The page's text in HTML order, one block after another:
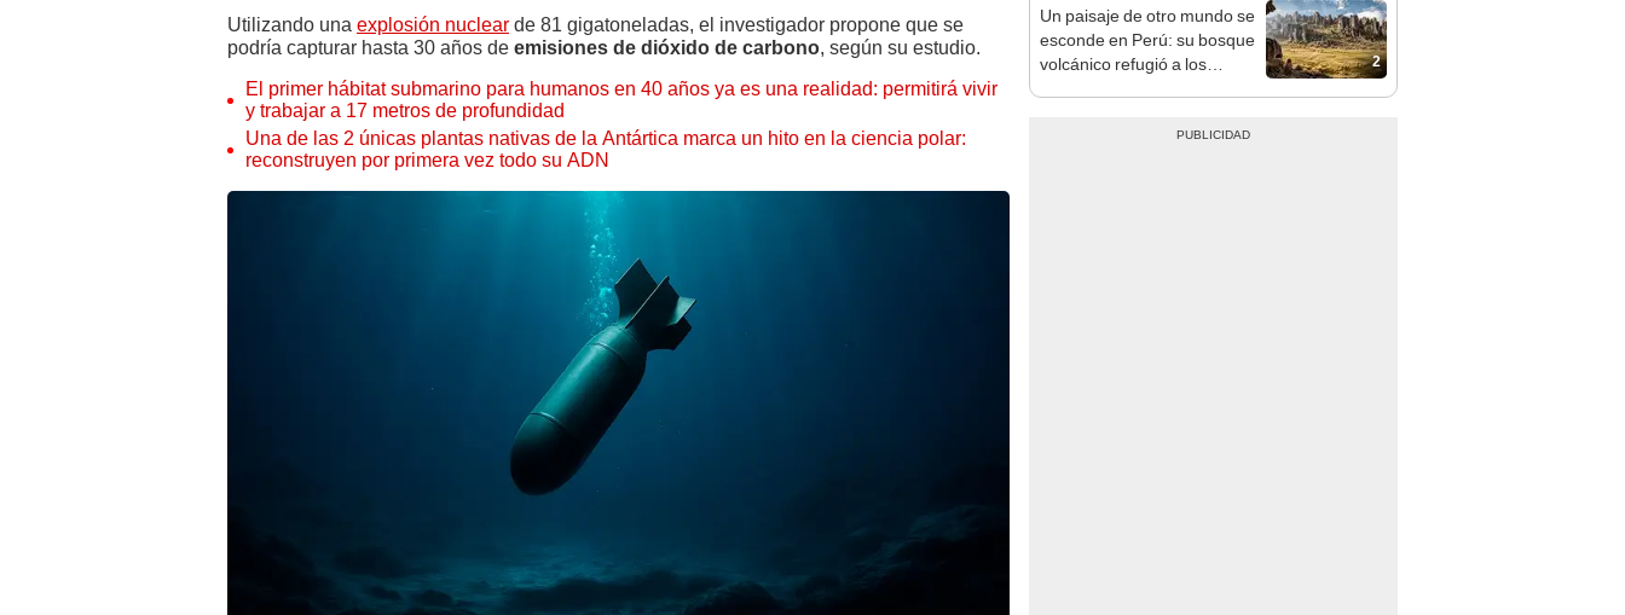
Utilizando una explosión nuclear de 81 gigatoneladas, el investigador propone que se
podría capturar hasta 30 años de emisiones de dióxido de carbono, según su estudio.
El primer hábitat submarino para humanos en 40 años ya es una realidad: permitirá vivir
y trabajar a 17 metros de profundidad
Una de las 2 únicas plantas nativas de la Antártica marca un hito en la ciencia polar:
reconstruyen por primera vez todo su ADN
2
Un paisaje de otro mundo se
esconde en Perú: su bosque
volcánico refugió a los